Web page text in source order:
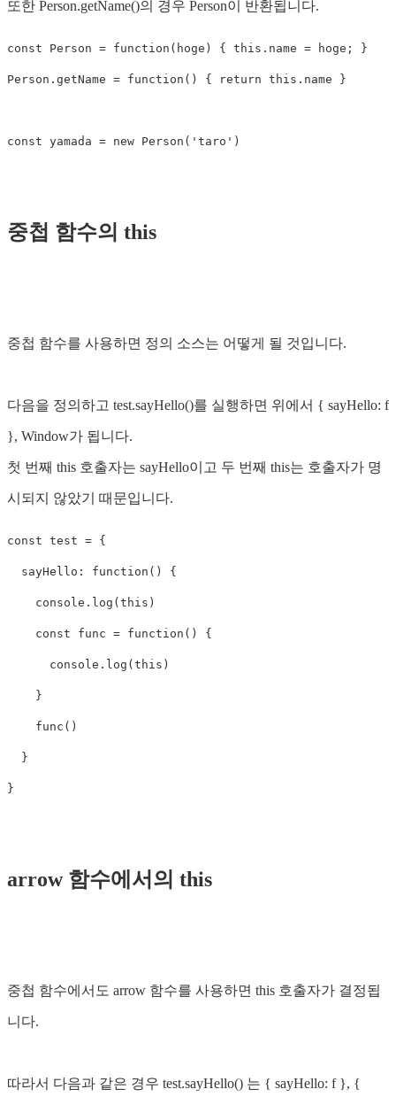
또한 Person.getName()의 경우 Person이 반환됩니다.
const Person = function ( hoge ) { this . name = hoge ; }
Person . getName = function () { return this . name }
const yamada = new Person ( ' taro ' )
중첩 함수의 this
중첩 함수를 사용하면 정의 소스는 어떻게 될 것입니다.
다음을 정의하고 test.sayHello()를 실행하면 위에서 { sayHello: f
}, Window가 됩니다.
첫 번째 this 호출자는 sayHello이고 두 번째 this는 호출자가 명
시되지 않았기 때문입니다.
const test = {
sayHello : function () {
console . log ( this )
const func = function () {
console . log ( this )
}
func ()
}
}
arrow 함수에서의 this
중첩 함수에서도 arrow 함수를 사용하면 this 호출자가 결정됩
니다.
따라서 다음과 같은 경우 test.sayHello() 는 { sayHello: f }, {